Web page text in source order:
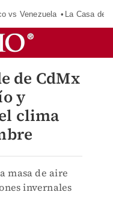
vs Venezuela La Casa de
de CdMx
y
clima
masa de aire
invernales